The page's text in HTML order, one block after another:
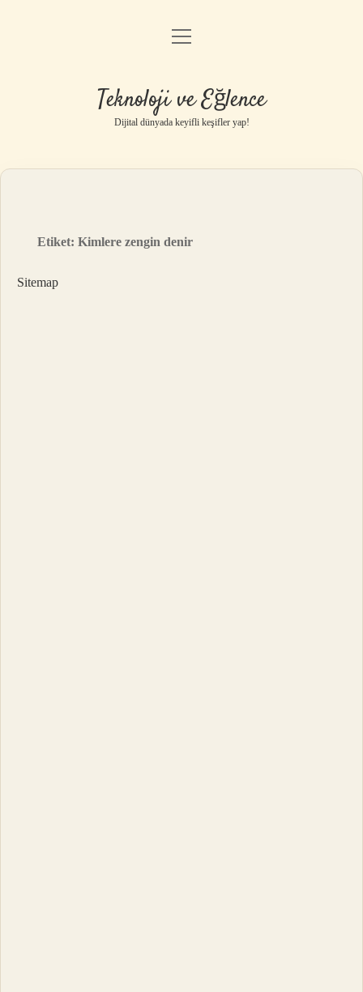
Anasayfa
Yasal Uyarı
menüyü
Teknoloji ve Eğlence
Dijital dünyada keyifli keşifler yap!
Etiket:Kimlere zengin denir
Sitemap